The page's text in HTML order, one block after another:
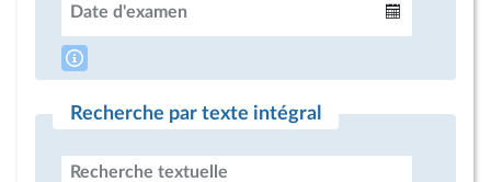
Date d'examen
Recherche par texte intégral
Recherche textuelle